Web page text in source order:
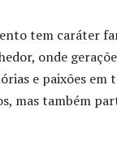
tem caráter
onde
e paixões em
mas também